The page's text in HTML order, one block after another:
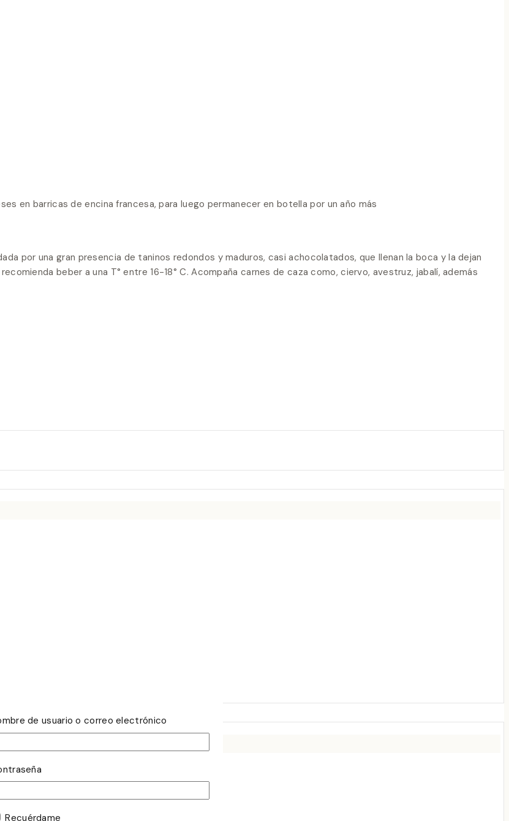
en barricas de encina francesa, para luego permanecer en botella por un año más
por una gran presencia de taninos redondos y maduros, casi achocolatados, que llenan la boca y la dejan
beber a una T° entre 16-18° C. Acompaña carnes de caza como, ciervo, avestruz, jabalí, además
de usuario o correo electrónico
Recuérdame